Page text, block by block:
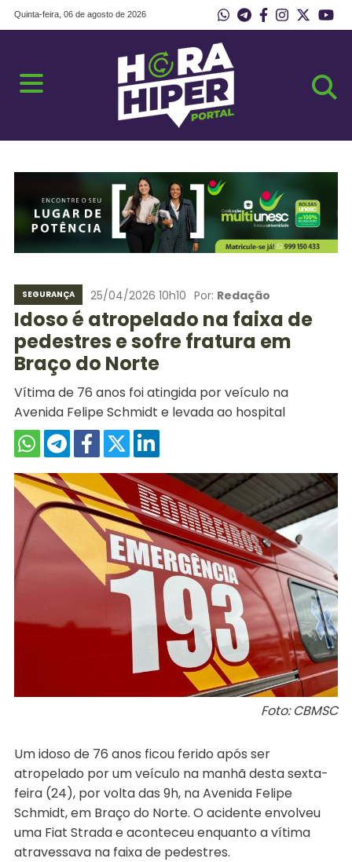
Quinta-feira, 06 de agosto de 2026
SEGURANÇA 25/04/2026 10h10 Por: Redação
Idoso é atropelado na faixa de
pedestres e sofre fratura em
Braço do Norte
Vítima de 76 anos foi atingida por veículo na
Avenida Felipe Schmidt e levada ao hospital
Foto: CBMSC
Um idoso de 76 anos ficou ferido após ser
atropelado por um veículo na manhã desta sexta-
feira (24), por volta das 9h, na Avenida Felipe
Schmidt, em Braço do Norte. O acidente envolveu
uma Fiat Strada e aconteceu enquanto a vítima
atravessava na faixa de pedestres.